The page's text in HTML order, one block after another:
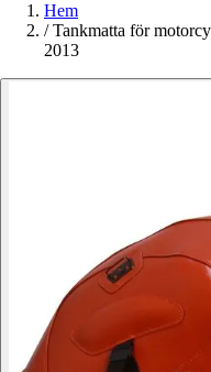
Hem
/ Tankmatta för
2013